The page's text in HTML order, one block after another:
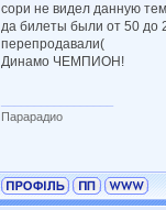
сори не видел данную
да билеты были от 50 до
перепродавали(
Динамо ЧЕМПИОН!
Парарадио